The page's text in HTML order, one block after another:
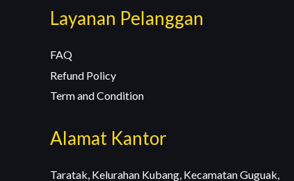
Layanan Pelanggan
FAQ
Refund Policy
Term and Condition
Alamat Kantor
Taratak, Kelurahan Kubang, Kecamatan Guguak,